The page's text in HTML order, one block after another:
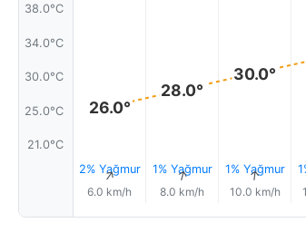
38.0°C
34.0°C
30.0°C
25.0°C
21.0°C
26.0°
2% Yağmur
↑
6.0 km/h
28.0°
1% Yağmur
↑
8.0 km/h
30.0°
1% Yağmur
↑
10.0 km/h